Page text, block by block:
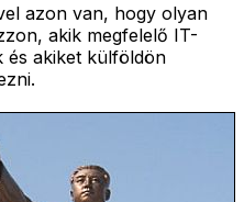
azon van, hogy olyan
akik megfelelő IT-
és akiket külföldön